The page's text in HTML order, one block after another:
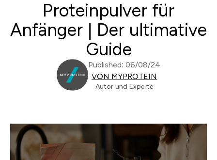
Proteinpulver für
Anfänger | Der ultimative
Guide
Published: 06/08/24
VON MYPROTEIN
Autor und Experte